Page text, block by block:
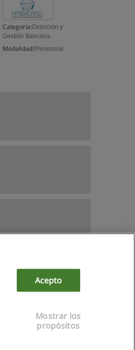
Categoría: Dirección y
Gestión Bancaria
Modalidad: Presencial
Acepto
Mostrar los
propósitos